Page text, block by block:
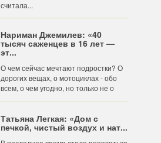
считала...
Нариман Джемилев: «40
тысяч саженцев в 16 лет —
эт...
О чем сейчас мечтают подростки? О
дорогих вещах, о мотоциклах - обо
всем, о чем угодно, но только не о
Татьяна Легкая: «Дом с
печкой, чистый воздух и нат...